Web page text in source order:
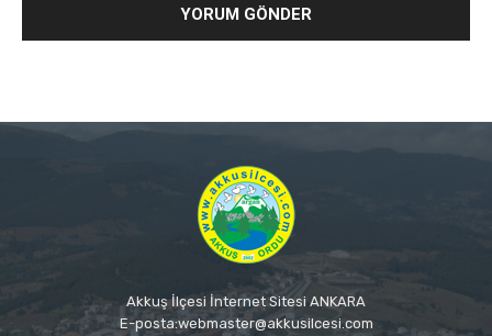
Akkuş İlçesi İnternet Sitesi ANKARA
E-posta:webmaster@akkusilcesi.com